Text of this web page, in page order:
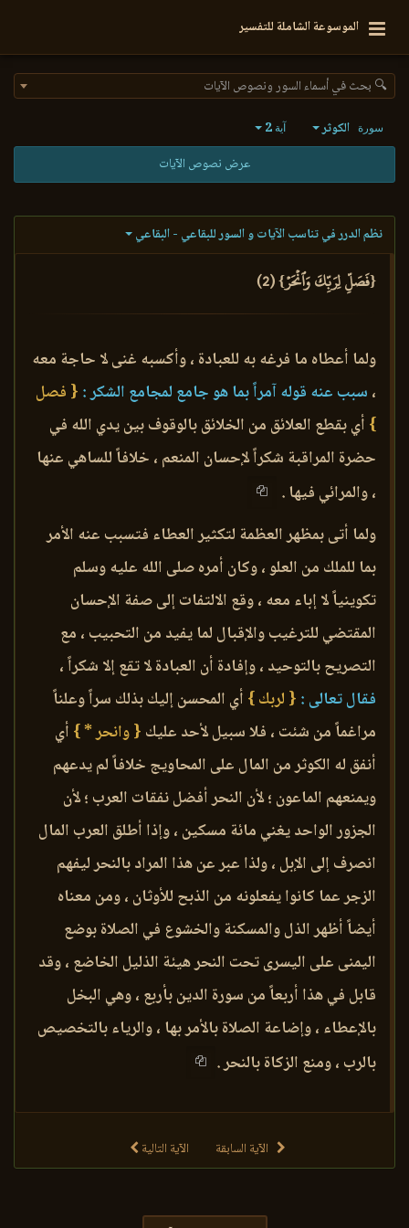
الموسوعة الشاملة للتفسير
🔍 بحث في أسماء السور ونصوص الآيات
سورة الكوثر آية 2
عرض نصوص الآيات
نظم الدرر في تناسب الآيات و السور للبقاعي - البقاعي
{فَصَلِّ لِرَبِّكَ وَٱنۡحَرۡ} (2)
ولما أعطاه ما فرغه به للعبادة ، وأكسبه غنى لا حاجة معه
، سبب عنه قوله آمراً بما هو جامع لمجامع الشكر : { فصل
} أي بقطع العلائق من الخلائق بالوقوف بين يدي الله في
حضرة المراقبة شكراً لإحسان المنعم ، خلافاً للساهي عنها
، والمرائي فيها .
ولما أتى بمظهر العظمة لتكثير العطاء فتسبب عنه الأمر
بما للملك من العلو ، وكان أمره صلى الله عليه وسلم
تكوينياً لا إباء معه ، وقع الالتفات إلى صفة الإحسان
المقتضي للترغيب والإقبال لما يفيد من التحبيب ، مع
التصريح بالتوحيد ، وإفادة أن العبادة لا تقع إلا شكراً ،
فقال تعالى : { لربك } أي المحسن إليك بذلك سراً وعلناً
مراغماً من شئت ، فلا سبيل لأحد عليك { وانحر * } أي
أنفق له الكوثر من المال على المحاويج خلافاً لم يدعهم
ويمنعهم الماعون ؛ لأن النحر أفضل نفقات العرب ؛ لأن
الجزور الواحد يغني مائة مسكين ، وإذا أطلق العرب المال
انصرف إلى الإبل ، ولذا عبر عن هذا المراد بالنحر ليفهم
الزجر عما كانوا يفعلونه من الذبح للأوثان ، ومن معناه
أيضاً أظهر الذل والمسكنة والخشوع في الصلاة بوضع
اليمنى على اليسرى تحت النحر هيئة الذليل الخاضع ، وقد
قابل في هذا أربعاً من سورة الدين بأربع ، وهي البخل
بالإعطاء ، وإضاعة الصلاة بالأمر بها ، والرياء بالتخصيص
بالرب ، ومنع الزكاة بالنحر .
الآية السابقة الآية التالية